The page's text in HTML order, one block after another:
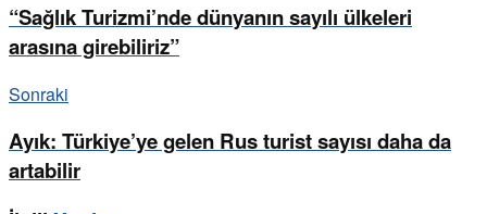
“Sağlık Turizmi’nde dünyanın sayılı ülkeleri
arasına girebiliriz”
Sonraki
Ayık: Türkiye’ye gelen Rus turist sayısı daha da
artabilir